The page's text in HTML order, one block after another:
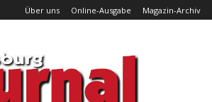
Über uns Online-Ausgabe Magazin-Archiv